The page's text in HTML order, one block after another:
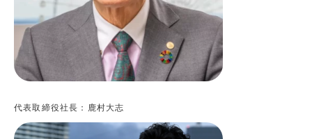
代表取締役社長：鹿村大志